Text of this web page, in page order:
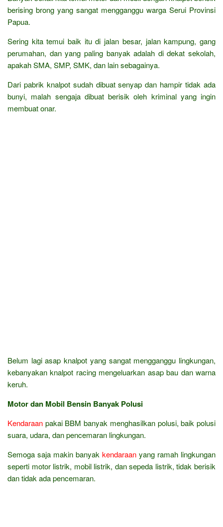
berising brong yang sangat mengganggu warga Serui Provinsi
Papua.
Sering kita temui baik itu di jalan besar, jalan kampung, gang
perumahan, dan yang paling banyak adalah di dekat sekolah,
apakah SMA, SMP, SMK, dan lain sebagainya.
Dari pabrik knalpot sudah dibuat senyap dan hampir tidak ada
bunyi, malah sengaja dibuat berisik oleh kriminal yang ingin
membuat onar.
Belum lagi asap knalpot yang sangat mengganggu lingkungan,
kebanyakan knalpot racing mengeluarkan asap bau dan warna
keruh.
Motor dan Mobil Bensin Banyak Polusi
Kendaraan pakai BBM banyak menghasilkan polusi, baik polusi
suara, udara, dan pencemaran lingkungan.
Semoga saja makin banyak kendaraan yang ramah lingkungan
seperti motor listrik, mobil listrik, dan sepeda listrik, tidak berisik
dan tidak ada pencemaran.